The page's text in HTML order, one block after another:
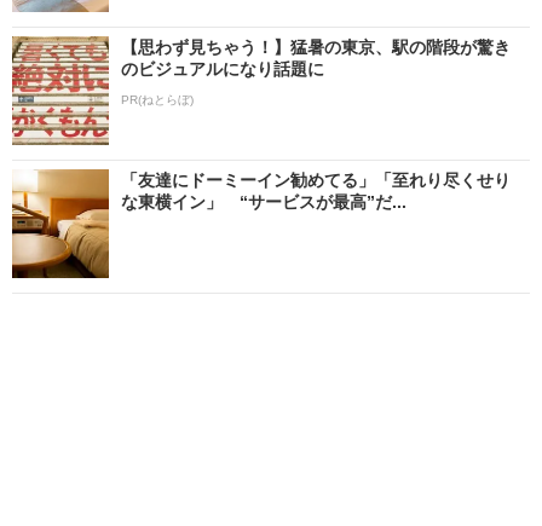
【思わず見ちゃう！】猛暑の東京、駅の階段が驚き
のビジュアルになり話題に
PR(ねとらぼ)
「友達にドーミーイン勧めてる」「至れり尽くせり
な東横イン」 “サービスが最高”だ...